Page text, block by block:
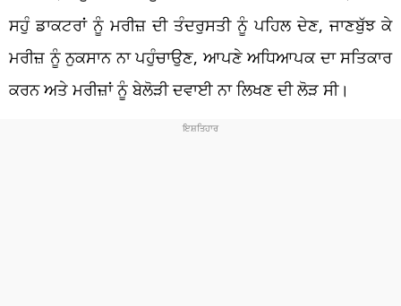
ਸਹੁੰ ਡਾਕਟਰਾਂ ਨੂੰ ਮਰੀਜ਼ ਦੀ ਤੰਦਰੁਸਤੀ ਨੂੰ ਪਹਿਲ ਦੇਣ, ਜਾਣਬੁੱਝ ਕੇ
ਮਰੀਜ਼ ਨੂੰ ਨੁਕਸਾਨ ਨਾ ਪਹੁੰਚਾਉਣ, ਆਪਣੇ ਅਧਿਆਪਕ ਦਾ ਸਤਿਕਾਰ
ਕਰਨ ਅਤੇ ਮਰੀਜ਼ਾਂ ਨੂੰ ਬੇਲੋੜੀ ਦਵਾਈ ਨਾ ਲਿਖਣ ਦੀ ਲੋੜ ਸੀ।